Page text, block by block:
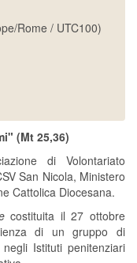
Rome / UTC100)
(Mt 25,36)
di Volontariato
San Nicola, Ministero
Cattolica Diocesana.
costituita il 27 ottobre
di un gruppo di
Istituti penitenziari